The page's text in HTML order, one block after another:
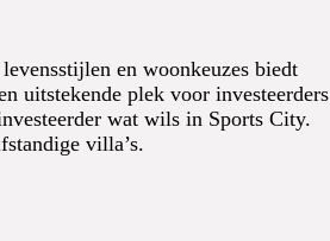
en woonkeuzes biedt
uitstekende plek voor investeerders
wat wils in Sports City.
villa’s.